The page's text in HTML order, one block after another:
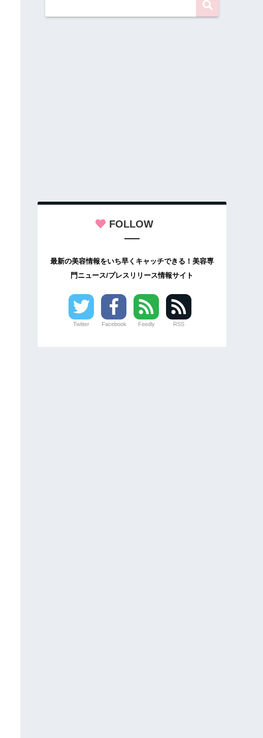
FOLLOW
最新の美容情報をいち早くキャッチできる！美容専
門ニュース/プレスリリース情報サイト
Twitter Facebook Feedly RSS